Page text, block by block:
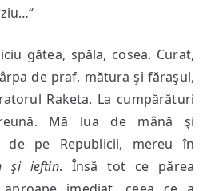
gătea, spăla, cosea. Curat,
de praf, mătura şi făraşul,
Raketa. La cumpărături
Mă lua de mână şi
de pe Republicii, mereu în
şi ieftin. Însă tot ce părea